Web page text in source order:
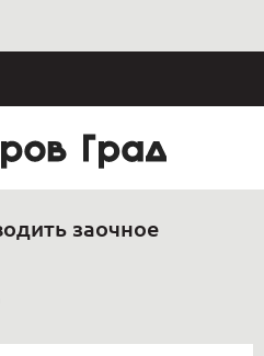
заочное